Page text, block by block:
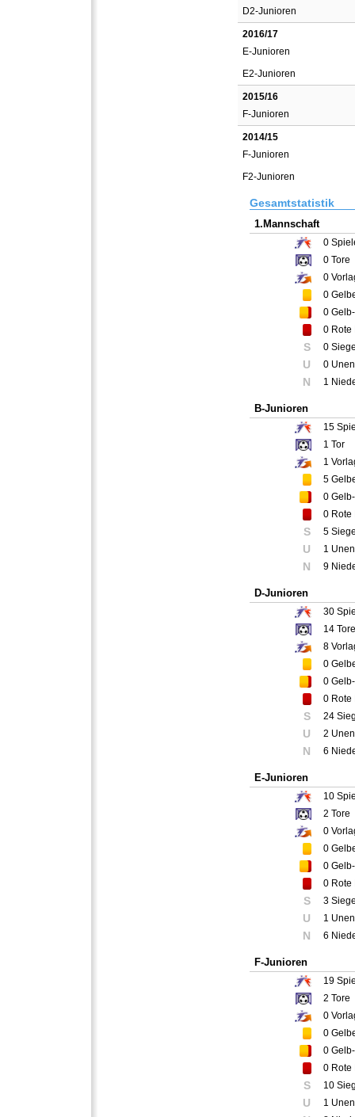
D2-Junioren
2016/17
E-Junioren
E2-Junioren
2015/16
F-Junioren
2014/15
F-Junioren
F2-Junioren
Gesamtstatistik
1.Mannschaft
0
0 Tore
0
0
0
0 Rote
S 0
U 0
N 1
B-Junioren
15
1 Tor
1
5
0
0 Rote
S 5
U 1
N 9
D-Junioren
30
14 Tore
8
0
0
0 Rote
S 24
U 2
N 6
E-Junioren
10
2 Tore
0
0
0
0 Rote
S 3
U 1
N 6
F-Junioren
19
2 Tore
0
0
0
0 Rote
S 10
U 1